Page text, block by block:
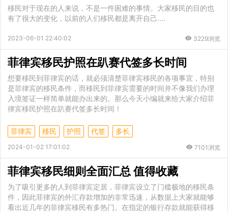
移民对于现在的人来说，不是一件困难的事情。大家移民的目的也
有了很大的变化，以前的人们移民都是离开自己....
2023-06-01 22:40:02 3229浏览
菲律宾移民护照在趴赛代签多长时间
想要移民到菲律宾的话，就必须清楚菲律宾移民的各项事宜，特别
是菲律宾的移民条件，而移民到菲律宾需要的时间并不像我们办理
入境签证一样简单就能办出来的。那么今天小编就来给大家介绍菲
律宾移民护照在趴赛代签多长时间！
菲律宾 移民 护照 代签 多长
2024-01-02 17:01:02 7101浏览
菲律宾移民细则全面汇总 值得收藏
为了吸引更多的人到菲律宾定居，菲律宾设立了门槛极地的移民条
件，因此菲律宾的外汇存款增加的非常迅速，从数据上大家就能够
看出近几年的菲律宾移民有多热门。在指定的银行存款就能获得移